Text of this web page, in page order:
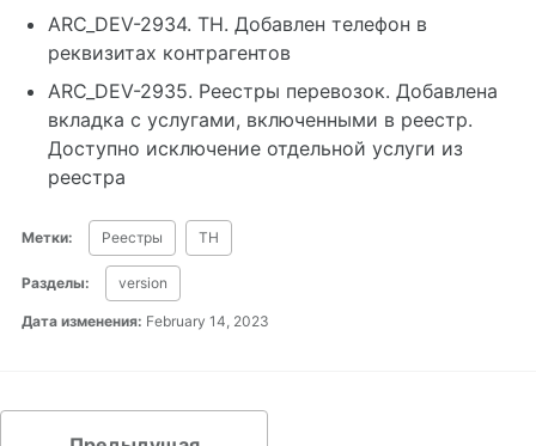
ARC_DEV-2934. ТН. Добавлен телефон в
реквизитах контрагентов
ARC_DEV-2935. Реестры перевозок. Добавлена
вкладка с услугами, включенными в реестр.
Доступно исключение отдельной услуги из
реестра
Метки: Реестры ТН
Разделы: version
Дата изменения: February 14, 2023